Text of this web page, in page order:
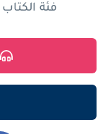
فئة الكتاب